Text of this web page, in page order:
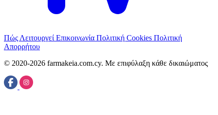
Πώς Λειτουργεί Επικοινωνία Πολιτική Cookies Πολιτική
Απορρήτου
© 2020-2026 farmakeia.com.cy. Με επιφύλαξη κάθε δικαιώματος